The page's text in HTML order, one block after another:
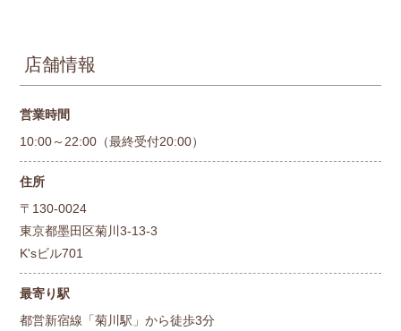
店舗情報
営業時間
10:00～22:00（最終受付20:00）
住所
〒130-0024
東京都墨田区菊川3-13-3
K'sビル701
最寄り駅
都営新宿線「菊川駅」から徒歩3分